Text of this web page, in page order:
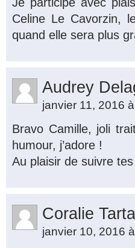
Celine Le Cavorzin,
quand elle sera plus
Audrey
janvier 11, 2016
Bravo Camille, joli
humour, j’adore !
Au plaisir de suivre
Coralie
janvier 10, 2016